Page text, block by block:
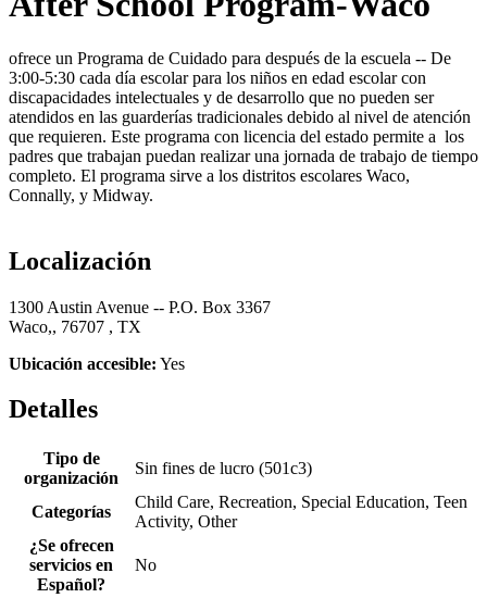
ofrece un Programa de Cuidado para después de la escuela -- De
3:00-5:30 cada día escolar para los niños en edad escolar con
discapacidades intelectuales y de desarrollo que no pueden ser
atendidos en las guarderías tradicionales debido al nivel de atención
que requieren. Este programa con licencia del estado permite a los
padres que trabajan puedan realizar una jornada de trabajo de tiempo
completo. El programa sirve a los distritos escolares Waco,
Connally, y Midway.
Localización
1300 Austin Avenue -- P.O. Box 3367
Waco,, 76707 , TX
Ubicación accesible: Yes
Detalles
Tipo de
organización
Sin fines de lucro (501c3)
Categorías
Child Care, Recreation, Special Education, Teen
Activity, Other
¿Se ofrecen
servicios en
Español?
No